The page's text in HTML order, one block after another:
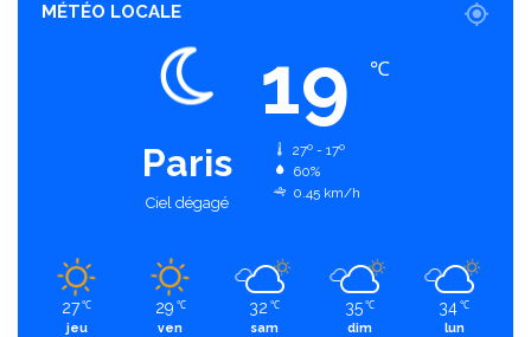
MÉTÉO LOCALE
Paris
Ciel dégagé
19 ℃
27º - 17º
60%
0.45 km/h
27 ℃
jeu
29 ℃
ven
32 ℃
sam
35 ℃
dim
34 ℃
lun